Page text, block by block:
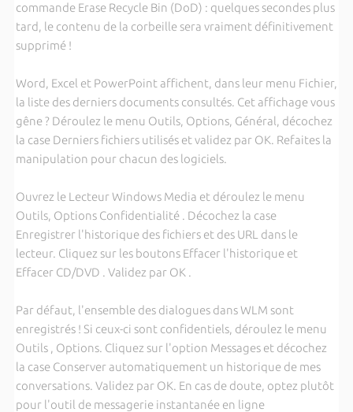
commande Erase Recycle Bin (DoD) : quelques secondes plus
tard, le contenu de la corbeille sera vraiment définitivement
supprimé !
Word, Excel et PowerPoint affichent, dans leur menu Fichier,
la liste des derniers documents consultés. Cet affichage vous
gêne ? Déroulez le menu Outils, Options, Général, décochez
la case Derniers fichiers utilisés et validez par OK. Refaites la
manipulation pour chacun des logiciels.
Ouvrez le Lecteur Windows Media et déroulez le menu
Outils, Options Confidentialité . Décochez la case
Enregistrer l'historique des fichiers et des URL dans le
lecteur. Cliquez sur les boutons Effacer l'historique et
Effacer CD/DVD . Validez par OK .
Par défaut, l'ensemble des dialogues dans WLM sont
enregistrés ! Si ceux-ci sont confidentiels, déroulez le menu
Outils , Options. Cliquez sur l'option Messages et décochez
la case Conserver automatiquement un historique de mes
conversations. Validez par OK. En cas de doute, optez plutôt
pour l'outil de messagerie instantanée en ligne